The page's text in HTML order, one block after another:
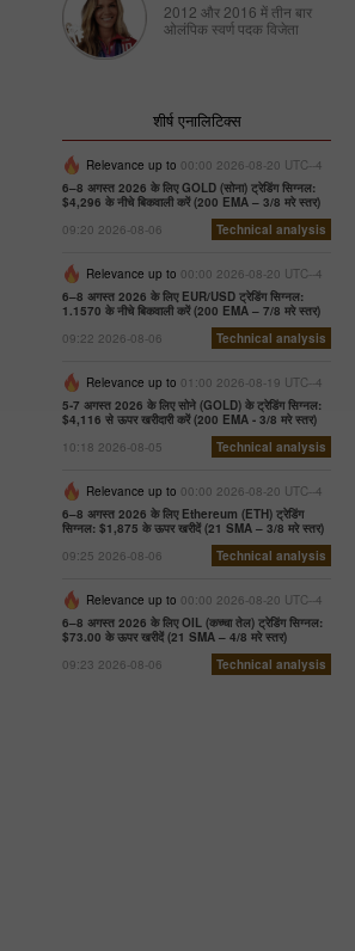
2012 और 2016 में तीन बार
ओलंपिक स्वर्ण पदक विजेता
शीर्ष एनालिटिक्स
Relevance up to 00:00 2026-08-20 UTC--4
6–8 अगस्त 2026 के लिए GOLD (सोना) ट्रेडिंग सिग्नल:
$4,296 के नीचे बिकवाली करें (200 EMA – 3/8 मरे स्तर)
09:20 2026-08-06
Technical analysis
Relevance up to 00:00 2026-08-20 UTC--4
6–8 अगस्त 2026 के लिए EUR/USD ट्रेडिंग सिग्नल:
1.1570 के नीचे बिकवाली करें (200 EMA – 7/8 मरे स्तर)
09:22 2026-08-06
Technical analysis
Relevance up to 01:00 2026-08-19 UTC--4
5-7 अगस्त 2026 के लिए सोने (GOLD) के ट्रेडिंग सिग्नल:
$4,116 से ऊपर खरीदारी करें (200 EMA - 3/8 मरे स्तर)
10:18 2026-08-05
Technical analysis
Relevance up to 00:00 2026-08-20 UTC--4
6–8 अगस्त 2026 के लिए Ethereum (ETH) ट्रेडिंग
सिग्नल: $1,875 के ऊपर खरीदें (21 SMA – 3/8 मरे स्तर)
09:25 2026-08-06
Technical analysis
Relevance up to 00:00 2026-08-20 UTC--4
6–8 अगस्त 2026 के लिए OIL (कच्चा तेल) ट्रेडिंग सिग्नल:
$73.00 के ऊपर खरीदें (21 SMA – 4/8 मरे स्तर)
09:23 2026-08-06
Technical analysis